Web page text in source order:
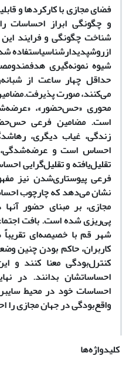
فضای مجازی با کارکردها و
و چگونگی ابراز احساسات
شناخت چگونگی و فرایند
ازروشپدیدارشناسیاستفاده
شیوه نمونه‌گیری هدفمندو
حداقل چهار ساعت از
می‌کنند، صورت پذیرفت.
محوری «حس‌حضور»،
است. مضامین فرعی
زندگی، غیاب دیگری،
احساس است و عرضه‌شدگی،
تقلیل‌یافته و تقلیل‌‌گرایی
فرعی پیوستاری‌شدن نیز
نشان می‌دهد که چارچوب
مجازی، بر مبنای حضور
پی‌ریزی شده است. بافت
شهر قم با خصیصه‌ای
کاربران، حاکم بودن چنین
کنترل‌بودگی معنا کنند و
احساساتشان بدانند. در
احساسات خود در محیط
واقع‌بودگی در جهان مجازی
کلیدواژه‌ها